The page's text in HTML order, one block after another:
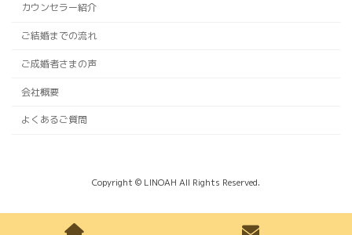
カウンセラー紹介
ご結婚までの流れ
ご成婚者さまの声
会社概要
よくあるご質問
Copyright © LINOAH All Rights Reserved.